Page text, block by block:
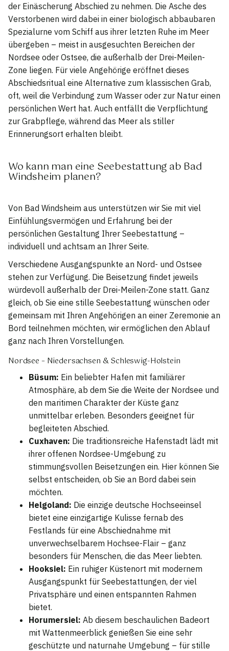
der Einäscherung Abschied zu nehmen. Die Asche des
Verstorbenen wird dabei in einer biologisch abbaubaren
Spezialurne vom Schiff aus ihrer letzten Ruhe im Meer
übergeben – meist in ausgesuchten Bereichen der
Nordsee oder Ostsee, die außerhalb der Drei-Meilen-
Zone liegen. Für viele Angehörige eröffnet dieses
Abschiedsritual eine Alternative zum klassischen Grab,
oft, weil die Verbindung zum Wasser oder zur Natur einen
persönlichen Wert hat. Auch entfällt die Verpflichtung
zur Grabpflege, während das Meer als stiller
Erinnerungsort erhalten bleibt.
Wo kann man eine Seebestattung ab Bad
Windsheim planen?
Von Bad Windsheim aus unterstützen wir Sie mit viel
Einfühlungsvermögen und Erfahrung bei der
persönlichen Gestaltung Ihrer Seebestattung –
individuell und achtsam an Ihrer Seite.
Verschiedene Ausgangspunkte an Nord- und Ostsee
stehen zur Verfügung. Die Beisetzung findet jeweils
würdevoll außerhalb der Drei-Meilen-Zone statt. Ganz
gleich, ob Sie eine stille Seebestattung wünschen oder
gemeinsam mit Ihren Angehörigen an einer Zeremonie an
Bord teilnehmen möchten, wir ermöglichen den Ablauf
ganz nach Ihren Vorstellungen.
Nordsee – Niedersachsen & Schleswig-Holstein
Büsum: Ein beliebter Hafen mit familiärer
Atmosphäre, ab dem Sie die Weite der Nordsee und
den maritimen Charakter der Küste ganz
unmittelbar erleben. Besonders geeignet für
begleiteten Abschied.
Cuxhaven: Die traditionsreiche Hafenstadt lädt mit
ihrer offenen Nordsee-Umgebung zu
stimmungsvollen Beisetzungen ein. Hier können Sie
selbst entscheiden, ob Sie an Bord dabei sein
möchten.
Helgoland: Die einzige deutsche Hochseeinsel
bietet eine einzigartige Kulisse fernab des
Festlands für eine Abschiednahme mit
unverwechselbarem Hochsee-Flair – ganz
besonders für Menschen, die das Meer liebten.
Hooksiel: Ein ruhiger Küstenort mit modernem
Ausgangspunkt für Seebestattungen, der viel
Privatsphäre und einen entspannten Rahmen
bietet.
Horumersiel: Ab diesem beschaulichen Badeort
mit Wattenmeerblick genießen Sie eine sehr
geschützte und naturnahe Umgebung – für stille